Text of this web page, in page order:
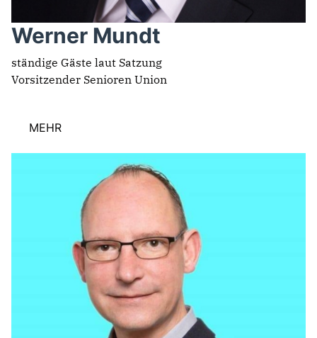
Werner Mundt
ständige Gäste laut Satzung
Vorsitzender Senioren Union
MEHR